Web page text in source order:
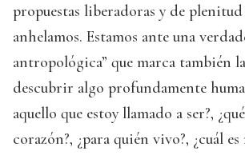
propuestas liberadoras y de
anhelamos. Estamos ante una
antropológica” que marca también
descubrir algo profundamente
aquello que estoy llamado a ser?,
corazón?, ¿para quién vivo?, ¿cuál